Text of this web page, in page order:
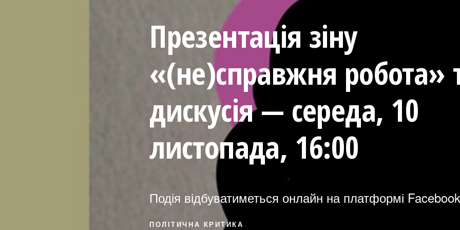
Презентація зіну
«(не)справжня робота»
дискусія — середа, 10
листопада, 16:00
Подія відбуватиметься онлайн на платформі
ПОЛІТИЧНА КРИТИКА